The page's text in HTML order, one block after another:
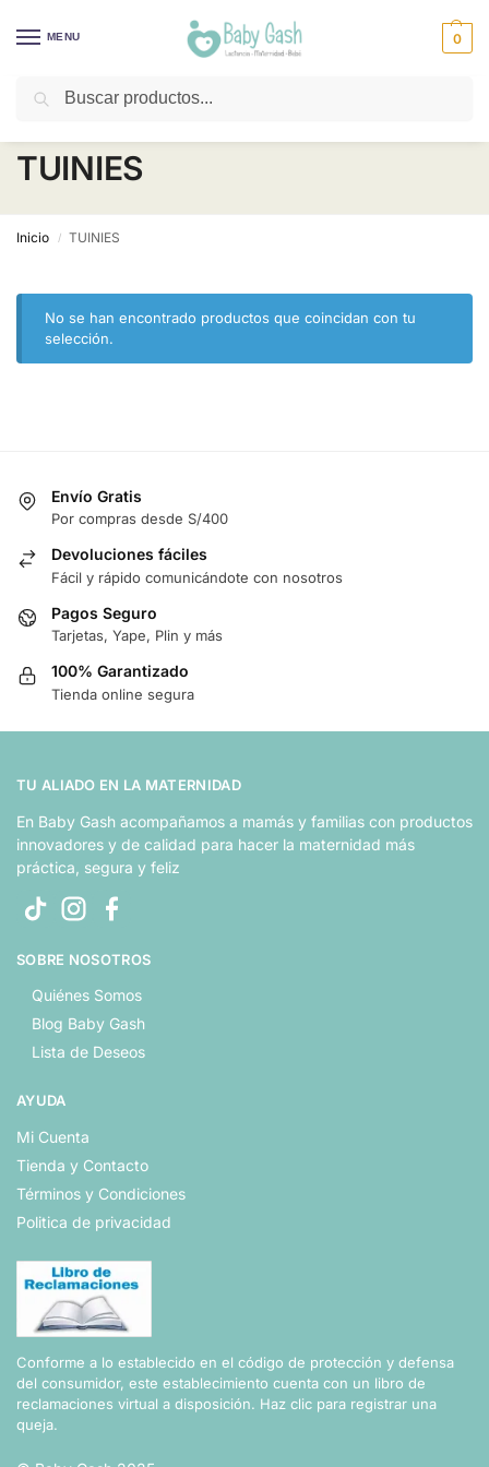
MENU 0
¡Descuentos todos los días! ⚡ Baby Gash
TUINIES
Inicio / TUINIES
No se han encontrado productos que coincidan con tu
selección.
Envío Gratis
Por compras desde S/400
Devoluciones fáciles
Fácil y rápido comunicándote con nosotros
Pagos Seguro
Tarjetas, Yape, Plin y más
100% Garantizado
Tienda online segura
TU ALIADO EN LA MATERNIDAD
En Baby Gash acompañamos a mamás y familias con productos
innovadores y de calidad para hacer la maternidad más
práctica, segura y feliz
SOBRE NOSOTROS
Quiénes Somos
Blog Baby Gash
Lista de Deseos
AYUDA
Mi Cuenta
Tienda y Contacto
Términos y Condiciones
Politica de privacidad
Conforme a lo establecido en el código de protección y defensa
del consumidor, este establecimiento cuenta con un libro de
reclamaciones virtual a disposición. Haz clic para registrar una
queja.